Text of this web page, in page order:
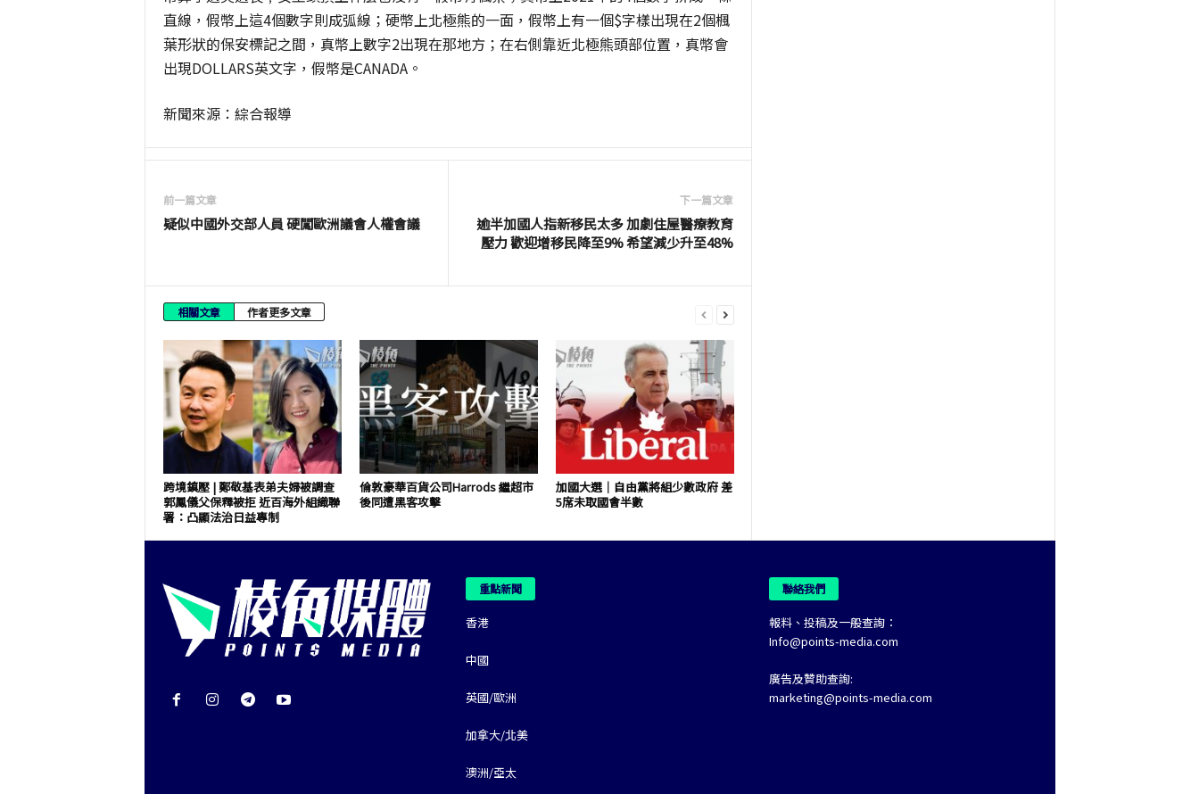
直線，假幣上這4個數字則成弧線；硬幣上北極熊的一面，假幣上有一個$字樣出現在2個楓
葉形狀的保安標記之間，真幣上數字2出現在那地方；在右側靠近北極熊頭部位置，真幣會
出現DOLLARS英文字，假幣是CANADA。
新聞來源：綜合報導
前一篇文章
疑似中國外交部人員 硬闖歐洲議會人權會議
下一篇文章
逾半加國人指新移民太多 加劇住屋醫療教育
壓力 歡迎增移民降至9% 希望減少升至48%
相關文章 作者更多文章
跨境鎮壓 | 鄭敬基表弟夫婦被調查
郭鳳儀父保釋被拒 近百海外組織聯
署：凸顯法治日益專制
倫敦豪華百貨公司Harrods 繼超市
後同遭黑客攻擊
加國大選｜自由黨將組少數政府 差
5席未取國會半數
重點新聞
香港
中國
英國/歐洲
加拿大/北美
澳洲/亞太
聯絡我們
報料、投稿及一般查詢：
Info@points-media.com
廣告及贊助查詢:
marketing@points-media.com